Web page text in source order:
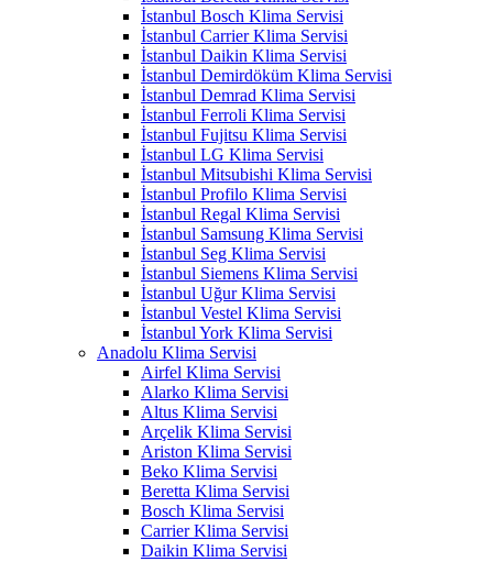
İstanbul Bosch Klima Servisi
İstanbul Carrier Klima Servisi
İstanbul Daikin Klima Servisi
İstanbul Demirdöküm Klima Servisi
İstanbul Demrad Klima Servisi
İstanbul Ferroli Klima Servisi
İstanbul Fujitsu Klima Servisi
İstanbul LG Klima Servisi
İstanbul Mitsubishi Klima Servisi
İstanbul Profilo Klima Servisi
İstanbul Regal Klima Servisi
İstanbul Samsung Klima Servisi
İstanbul Seg Klima Servisi
İstanbul Siemens Klima Servisi
İstanbul Uğur Klima Servisi
İstanbul Vestel Klima Servisi
İstanbul York Klima Servisi
Anadolu Klima Servisi
Airfel Klima Servisi
Alarko Klima Servisi
Altus Klima Servisi
Arçelik Klima Servisi
Ariston Klima Servisi
Beko Klima Servisi
Beretta Klima Servisi
Bosch Klima Servisi
Carrier Klima Servisi
Daikin Klima Servisi